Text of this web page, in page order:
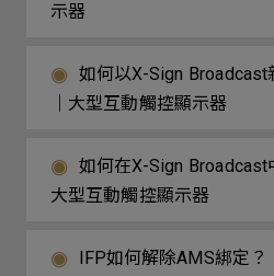
示器
如何以X-Sign Broadcast
｜大型互動觸控顯示器
如何在X-Sign Broadcast
大型互動觸控顯示器
IFP如何解除AMS綁定